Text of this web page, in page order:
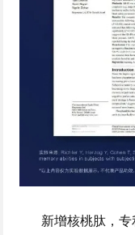
新增核桃肽，